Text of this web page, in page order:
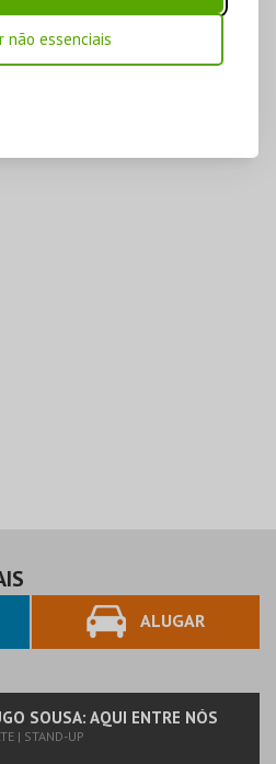
não essenciais
ALUGAR
SOUSA: AQUI ENTRE NÓS
| STAND-UP